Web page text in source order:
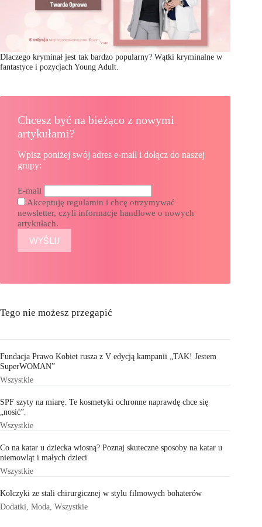
Dlaczego kryminał jest tak bardzo popularny? Wątki kryminalne w
fantastyce i pozycjach Young Adult.
Chcesz być na bieżąco z nowymi
artykułami?
Wpisz poniżej swój adres e-mail i dołącz do naszej
grupy:
E-mail
Akceptuję regulamin i chcę otrzymywać
newsletter, czyli informacje handlowe o nowych
artykułach.
Tego nie możesz przegapić
Fundacja Prawo Kobiet rusza z V edycją kampanii „TAK! Jestem
SuperWOMAN”
Wszystkie
SPF szyty na miarę. Te kosmetyki ochronne naprawdę chce się
„nosić”.
Wszystkie
Co na katar u dziecka wiosną? Poznaj skuteczne sposoby na katar u
niemowląt i małych dzieci
Wszystkie
Kolczyki ze stali chirurgicznej w stylu filmowych bohaterów
Dodatki Moda Wszystkie